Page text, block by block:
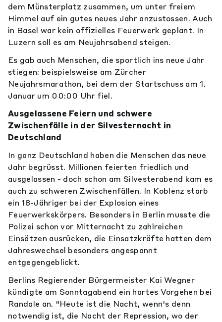
dem Münsterplatz zusammen, um unter freiem
Himmel auf ein gutes neues Jahr anzustossen. Auch
in Basel war kein offizielles Feuerwerk geplant. In
Luzern soll es am Neujahrsabend steigen.
Es gab auch Menschen, die sportlich ins neue Jahr
stiegen: beispielsweise am Zürcher
Neujahrsmarathon, bei dem der Startschuss am 1.
Januar um 00:00 Uhr fiel.
Ausgelassene Feiern und schwere
Zwischenfälle in der Silvesternacht in
Deutschland
In ganz Deutschland haben die Menschen das neue
Jahr begrüsst. Millionen feierten friedlich und
ausgelassen - doch schon am Silvesterabend kam es
auch zu schweren Zwischenfällen. In Koblenz starb
ein 18-Jähriger bei der Explosion eines
Feuerwerkskörpers. Besonders in Berlin musste die
Polizei schon vor Mitternacht zu zahlreichen
Einsätzen ausrücken, die Einsatzkräfte hatten dem
Jahreswechsel besonders angespannt
entgegengeblickt.
Berlins Regierender Bürgermeister Kai Wegner
kündigte am Sonntagabend ein hartes Vorgehen bei
Randale an. "Heute ist die Nacht, wenn's denn
notwendig ist, die Nacht der Repression, wo der